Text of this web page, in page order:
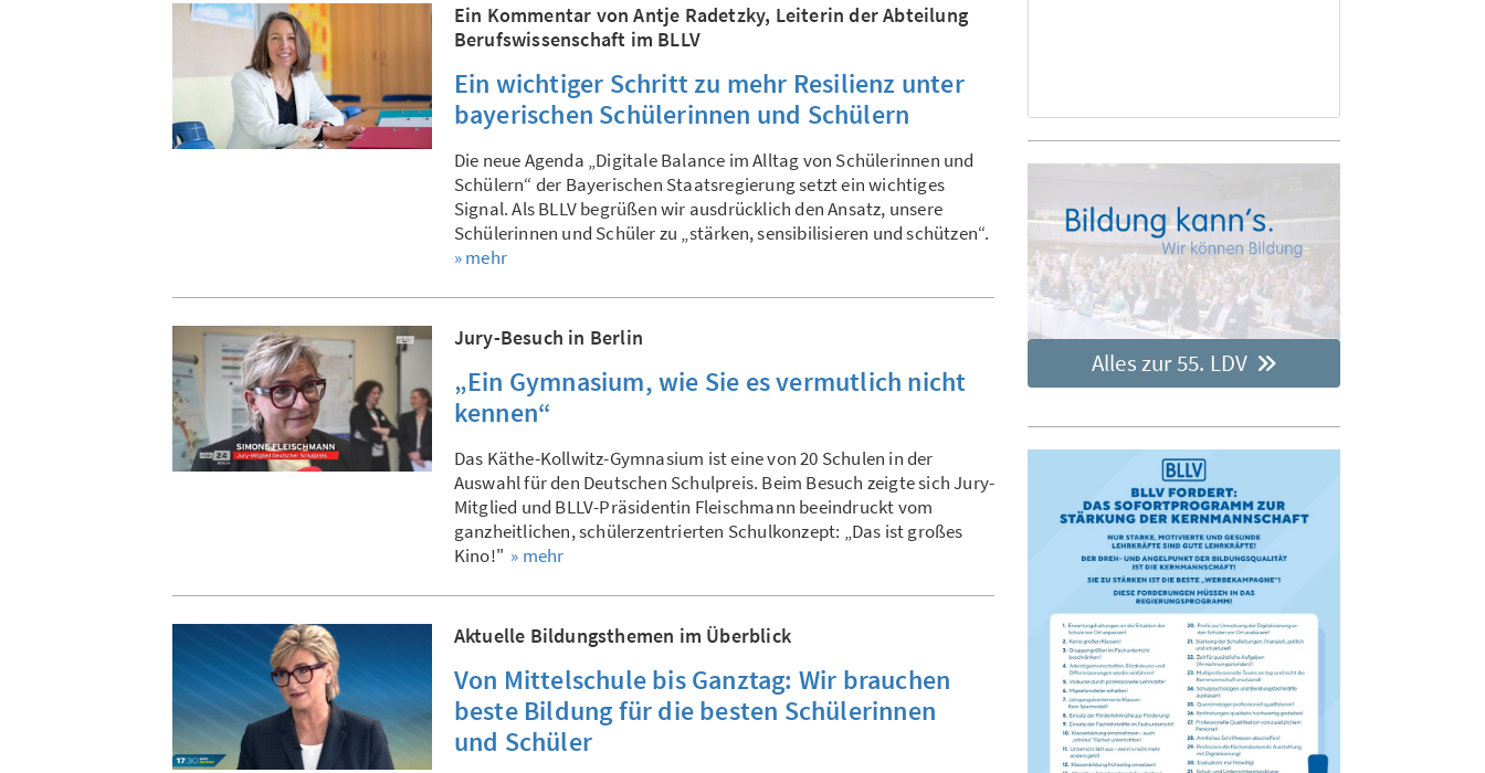
Ein Kommentar von Antje Radetzky, Leiterin der Abteilung
Berufswissenschaft im BLLV
Ein wichtiger Schritt zu mehr Resilienz unter
bayerischen Schülerinnen und Schülern
Die neue Agenda „Digitale Balance im Alltag von Schülerinnen und
Schülern“ der Bayerischen Staatsregierung setzt ein wichtiges
Signal. Als BLLV begrüßen wir ausdrücklich den Ansatz, unsere
Schülerinnen und Schüler zu „stärken, sensibilisieren und schützen“.
» mehr
Jury-Besuch in Berlin
„Ein Gymnasium, wie Sie es vermutlich nicht
kennen“
Das Käthe-Kollwitz-Gymnasium ist eine von 20 Schulen in der
Auswahl für den Deutschen Schulpreis. Beim Besuch zeigte sich Jury-
Mitglied und BLLV-Präsidentin Fleischmann beeindruckt vom
ganzheitlichen, schülerzentrierten Schulkonzept: „Das ist großes
Kino!" » mehr
Aktuelle Bildungsthemen im Überblick
Von Mittelschule bis Ganztag: Wir brauchen
beste Bildung für die besten Schülerinnen
und Schüler
Alles zur 55. LDV